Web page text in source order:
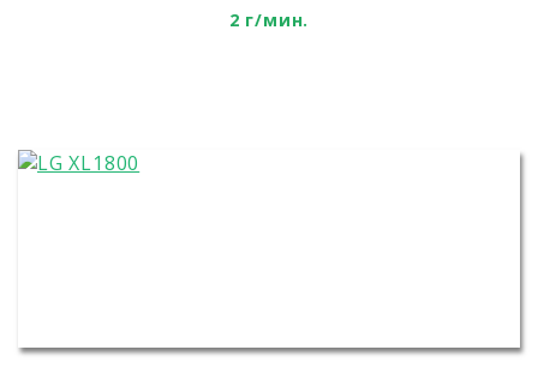
2 г/мин.